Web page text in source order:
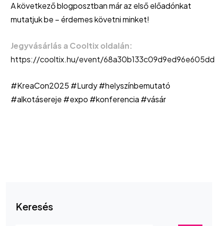
A következő blogposztban már az első előadónkat
mutatjuk be – érdemes követni minket!
Jegyvásárlás a Cooltix oldalán:
https://cooltix.hu/event/68a30b133c09d9ed96e605dd
#KreaCon2025 #Lurdy #helyszínbemutató
#alkotásereje #expo #konferencia #vásár
Keresés